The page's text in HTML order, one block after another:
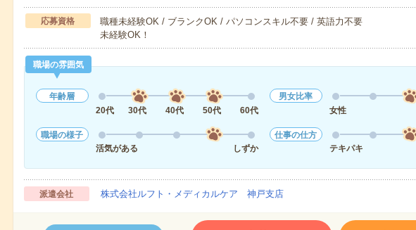
応募資格
職種未経験OK / ブランクOK / パソコンスキル不要 / 英語力不要
未経験OK！
職場の雰囲気
年齢層
20代
30代 40代 50代 60代
男女比率
女性
職場の様子
活気がある
しずか
仕事の仕方
テキパキ
派遣会社 株式会社ルフト・メディカルケア 神戸支店